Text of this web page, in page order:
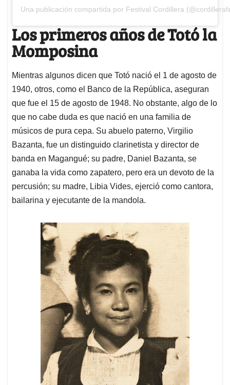
Una publicación compartida por Festival Cordillera
Los primeros años de Totó la
Momposina
Mientras algunos dicen que Totó nació el 1 de agosto de
1940, otros, como el Banco de la República, aseguran
que fue el 15 de agosto de 1948. No obstante, algo de lo
que no cabe duda es que nació en una familia de
músicos de pura cepa. Su abuelo paterno, Virgilio
Bazanta, fue un distinguido clarinetista y director de
banda en Magangué; su padre, Daniel Bazanta, se
ganaba la vida como zapatero, pero era un devoto de la
percusión; su madre, Libia Vides, ejerció como cantora,
bailarina y ejecutante de la mandola.